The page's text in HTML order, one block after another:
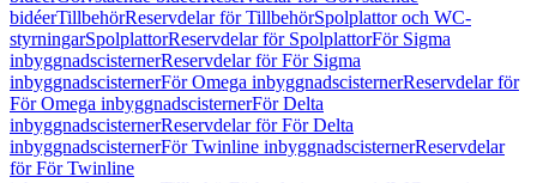
bidéerTillbehörReservdelar för TillbehörSpolplattor och WC-
styrningarSpolplattorReservdelar för SpolplattorFör Sigma
inbyggnadscisternerReservdelar för För Sigma
inbyggnadscisternerFör Omega inbyggnadscisternerReservdelar för
För Omega inbyggnadscisternerFör Delta
inbyggnadscisternerReservdelar för För Delta
inbyggnadscisternerFör Twinline inbyggnadscisternerReservdelar
för För Twinline